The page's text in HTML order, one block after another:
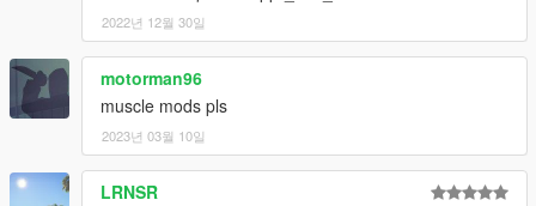
2022년 12월 30일
motorman96
muscle mods pls
2023년 03월 10일
LRNSR